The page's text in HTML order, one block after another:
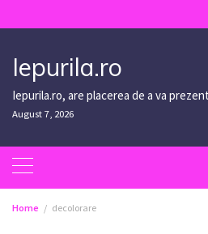
to
Iepurila.ro
Iepurila.ro, are placerea de a va
August 7, 2026
Home decolorare